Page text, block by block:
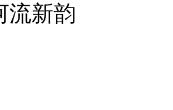
流新韵